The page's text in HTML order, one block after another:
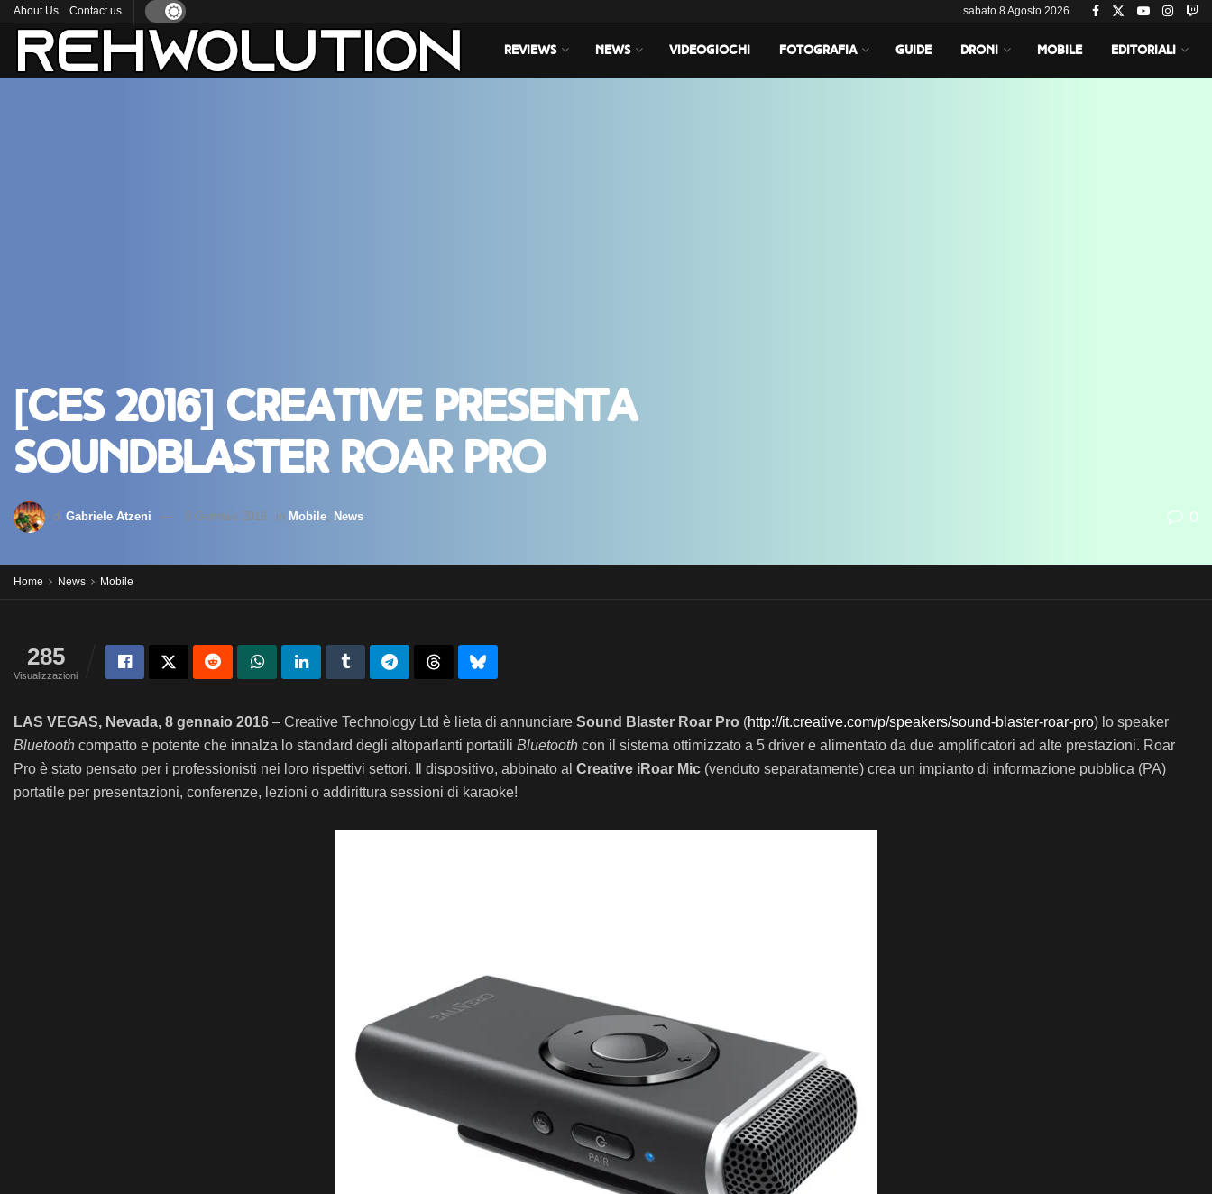
About Us Contact us sabato 8 Agosto 2026
REVIEWS NEWS VIDEOGIOCHI FOTOGRAFIA GUIDE DRONI MOBILE EDITORIALI
[CES 2016] Creative presenta
SoundBlaster Roar Pro
di Gabriele Atzeni 8 Gennaio 2016 in Mobile News 0
Home News Mobile
285
Visualizzazioni
LAS VEGAS, Nevada, 8 gennaio 2016 – Creative Technology Ltd è lieta di annunciare Sound Blaster Roar Pro (http://it.creative.com/p/speakers/sound-blaster-roar-pro) lo speaker
Bluetooth compatto e potente che innalza lo standard degli altoparlanti portatili Bluetooth con il sistema ottimizzato a 5 driver e alimentato da due amplificatori ad alte prestazioni. Roar
Pro è stato pensato per i professionisti nei loro rispettivi settori. Il dispositivo, abbinato al Creative iRoar Mic (venduto separatamente) crea un impianto di informazione pubblica (PA)
portatile per presentazioni, conferenze, lezioni o addirittura sessioni di karaoke!